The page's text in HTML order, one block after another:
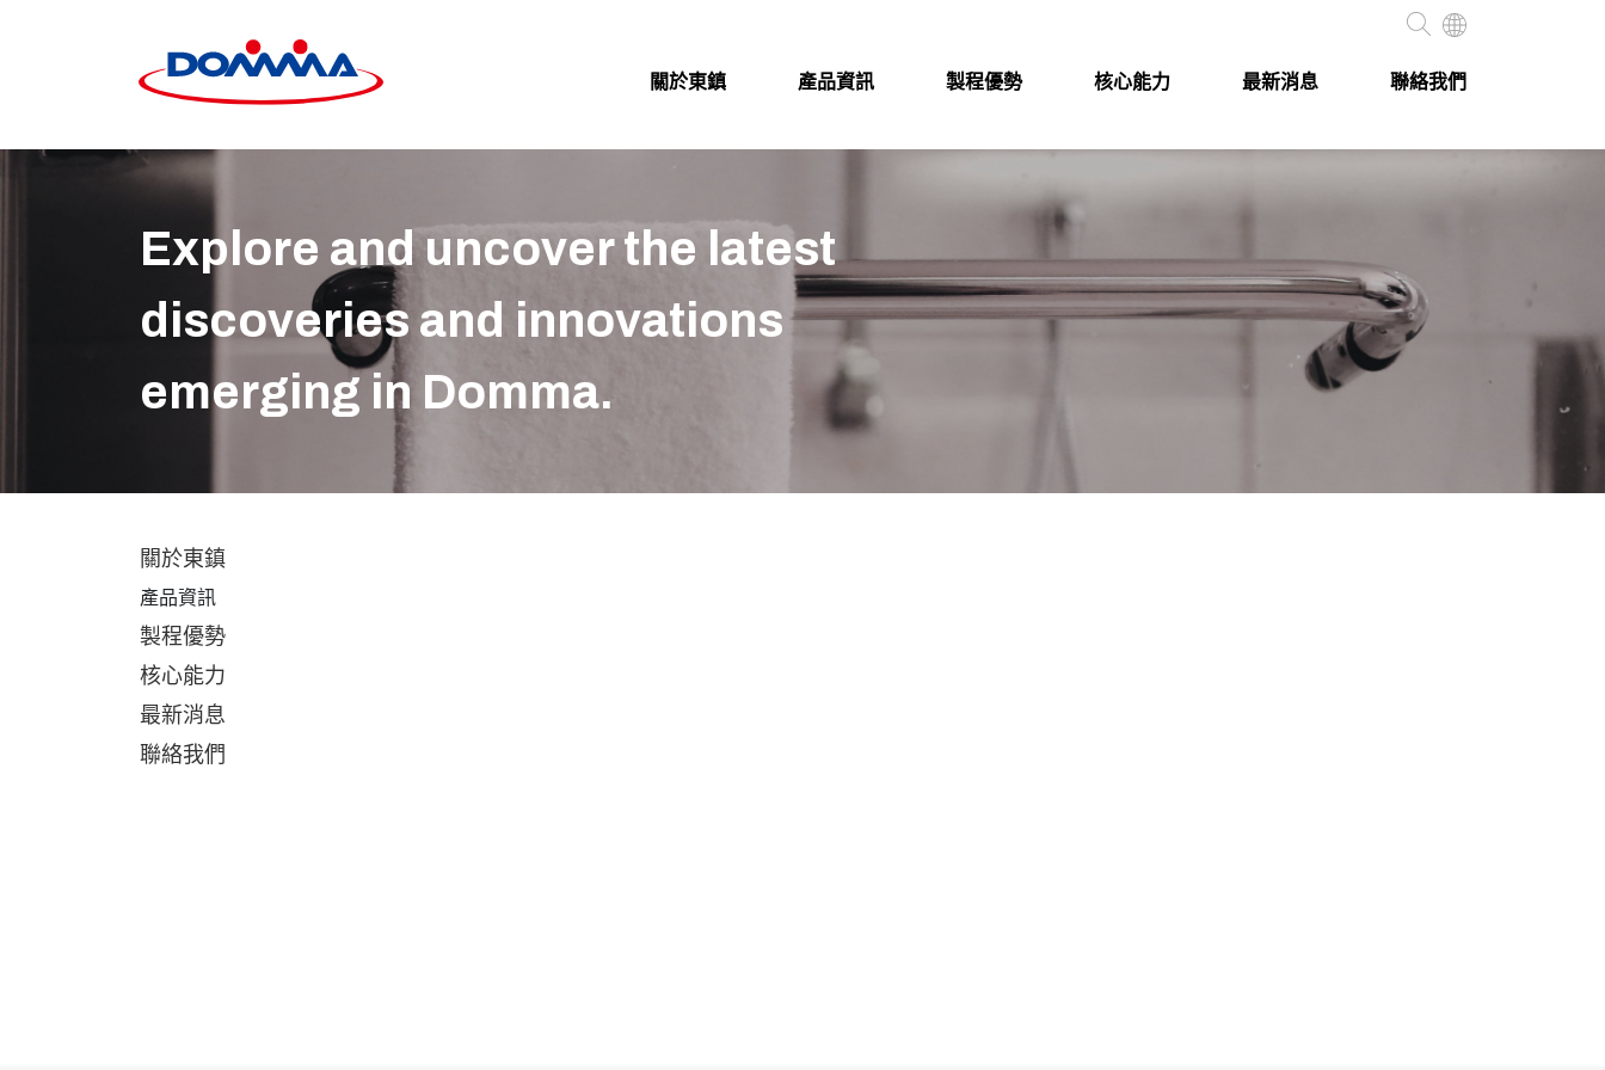
關於東鎮 產品資訊 製程優勢 核心能力 最新消息 聯絡我們
Explore and uncover the latest
discoveries and innovations
emerging in Domma.
關於東鎮
產品資訊
製程優勢
核心能力
最新消息
聯絡我們